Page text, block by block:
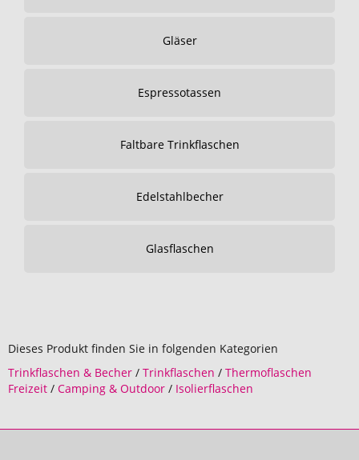
Gläser
Espressotassen
Faltbare Trinkflaschen
Edelstahlbecher
Glasflaschen
Dieses Produkt finden Sie in folgenden Kategorien
Trinkflaschen & Becher / Trinkflaschen / Thermoflaschen
Freizeit / Camping & Outdoor / Isolierflaschen